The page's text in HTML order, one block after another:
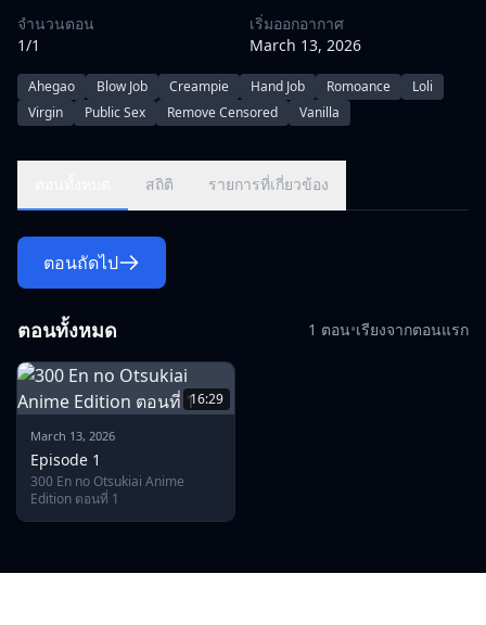
จำนวนตอน
1/1
เริ่มออกอากาศ
March 13, 2026
Ahegao Blow Job Creampie Hand Job Romoance
Loli
Virgin
Public Sex Remove Censored Vanilla
สถิติ รายการที่เกี่ยวข้อง
ตอนถัดไป
ตอนทั้งหมด 1 ตอน•เรียงจากตอนแรก
16:29
March 13, 2026
Episode 1
300 En no Otsukiai Anime
Edition ตอนที่ 1